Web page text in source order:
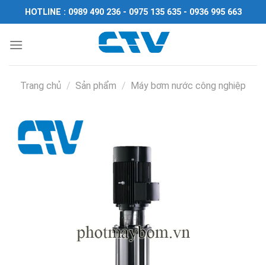
Chuyển
đến
dung
HOTLINE : 0989 490 236 - 0975 135 635 - 0936 995 663
Trang chủ / Sản phẩm / Máy bơm nước công nghiệp